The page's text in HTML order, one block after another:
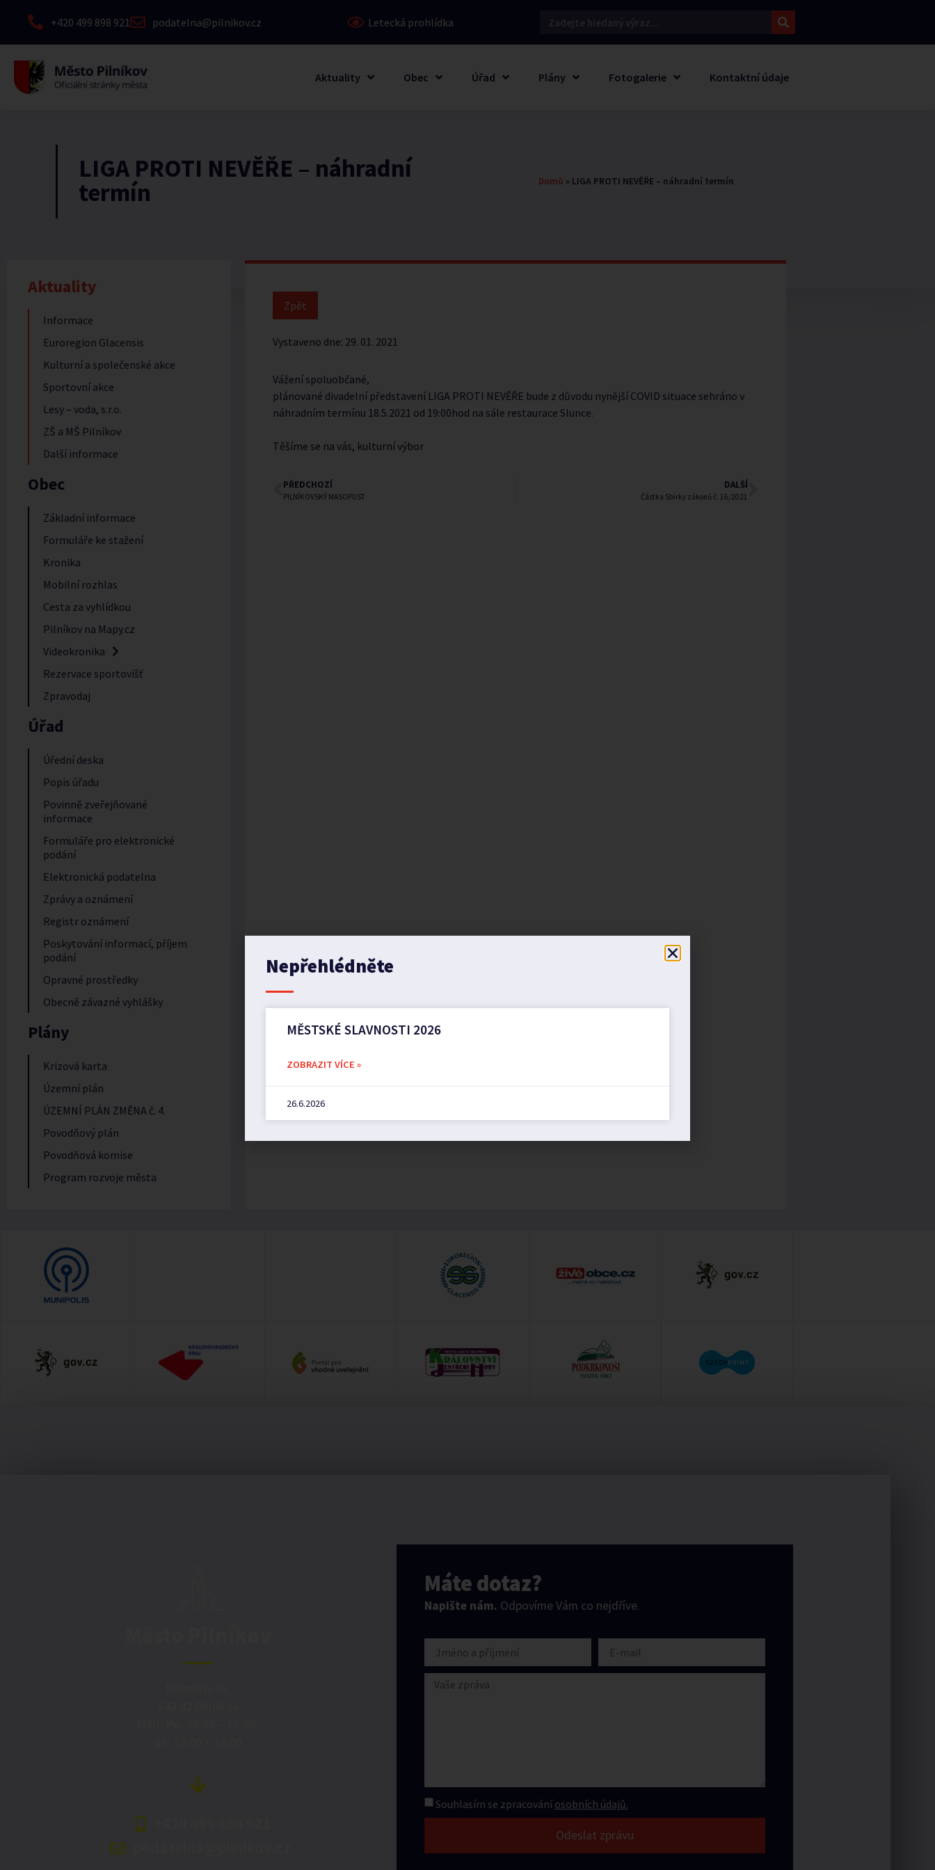
+420 499 898 921 podatelna@pilnikov.cz Letecká prohlídka
Aktuality Obec Úřad Plány Fotogalerie Kontaktní údaje
LIGA PROTI NEVĚŘE – náhradní
termín Domů » LIGA PROTI NEVĚŘE – náhradní termín
Aktuality
Informace
Euroregion Glacensis
Kulturní a společenské akce
Sportovní akce
Lesy – voda, s.r.o.
ZŠ a MŠ Pilníkov
Další informace
Obec
Základní informace
Formuláře ke stažení
Kronika
Mobilní rozhlas
Cesta za vyhlídkou
Pilníkov na Mapy.cz
Videokronika
Rezervace sportovišť
Zpravodaj
Úřad
Úřední deska
Popis úřadu
Povinně zveřejňované
informace
Formuláře pro elektronické
podání
Elektronická podatelna
Zprávy a oznámení
Registr oznámení
Poskytování informací, příjem
podání
Opravné prostředky
Obecně závazné vyhlášky
Plány
Krizová karta
Územní plán
ÚZEMNÍ PLÁN ZMĚNA č. 4.
Povodňový plán
Povodňová komise
Program rozvoje města
Vystaveno dne: 29. 01. 2021
Vážení spoluobčané,
plánované divadelní představení LIGA PROTI NEVĚŘE bude z důvodu nynější COVID situace sehráno v
náhradním termínu 18.5.2021 od 19:00hod na sále restaurace Slunce.
Těšíme se na vás, kulturní výbor
PŘEDCHOZÍ
PILNÍKOVSKÝ MASOPUST
DALŠÍ
Částka Sbírky zákonů č. 16/2021
Máte dotaz?
Napište nám. Odpovíme Vám co nejdříve.
Souhlasím se zpracování osobních údajů.
Odeslat zprávu
Nepřehlédněte
MĚSTSKÉ SLAVNOSTI 2026
ZOBRAZIT VÍCE »
26.6.2026